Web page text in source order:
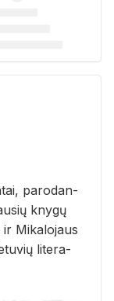
pa­ro­dan­
kny­gų
Mi­ka­lo­jaus
li­te­ra­